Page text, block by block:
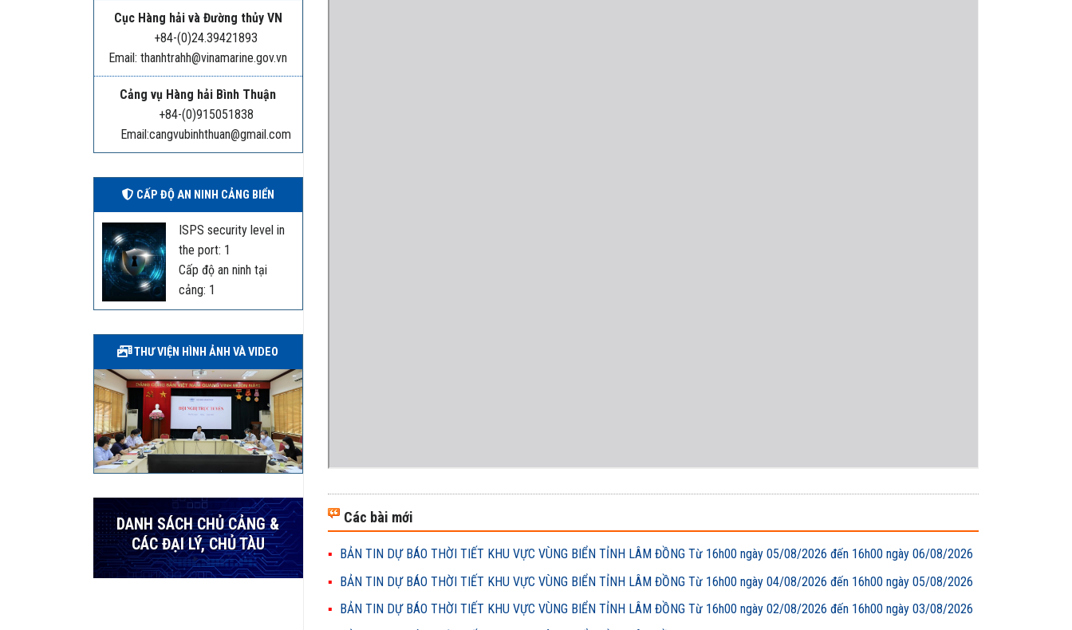
Cục Hàng hải và Đường thủy VN
+84-(0)24.39421893
Email: thanhtrahh@vinamarine.gov.vn
Cảng vụ Hàng hải Bình Thuận
+84-(0)915051838
Email:cangvubinhthuan@gmail.com
CẤP ĐỘ AN NINH CẢNG BIỂN
ISPS security level in
the port: 1
Cấp độ an ninh tại
cảng: 1
THƯ VIỆN HÌNH ẢNH VÀ VIDEO
DANH SÁCH CHỦ CẢNG &
CÁC ĐẠI LÝ, CHỦ TÀU
Các bài mới
BẢN TIN DỰ BÁO THỜI TIẾT KHU VỰC VÙNG BIỂN TỈNH LÂM ĐỒNG Từ 16h00 ngày 05/08/2026 đến 16h00 ngày 06/08/2026
BẢN TIN DỰ BÁO THỜI TIẾT KHU VỰC VÙNG BIỂN TỈNH LÂM ĐỒNG Từ 16h00 ngày 04/08/2026 đến 16h00 ngày 05/08/2026
BẢN TIN DỰ BÁO THỜI TIẾT KHU VỰC VÙNG BIỂN TỈNH LÂM ĐỒNG Từ 16h00 ngày 02/08/2026 đến 16h00 ngày 03/08/2026